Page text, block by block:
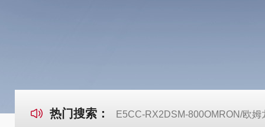
热门搜索： E5CC-RX2DSM-800OMRON/欧